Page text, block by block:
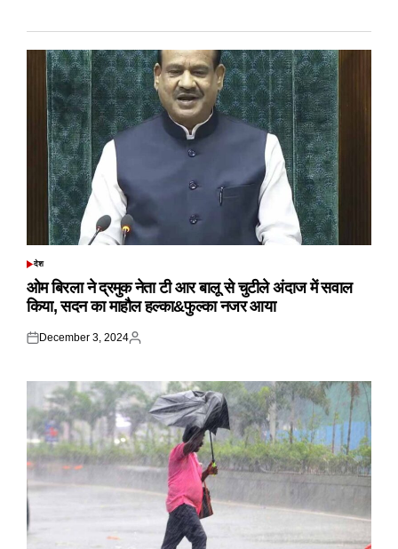
POSTED
देश
ओम बिरला ने द्रमुक नेता टी आर बालू से चुटीले अंदाज में सवाल
किया, सदन का माहौल हल्का&फुल्का नजर आया
Posted
December 3, 2024
Posted